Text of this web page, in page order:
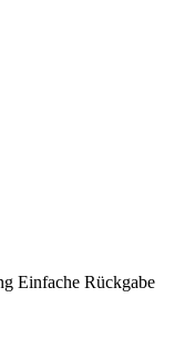
Einfache Rückgabe